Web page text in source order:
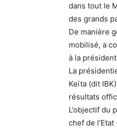
dans tout le
des grands
De manière
mobilisé, a
à la
La
Keïta (dit
résultats
L’objectif du
chef de